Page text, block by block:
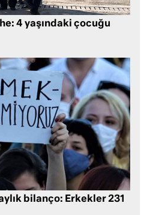
4 yaşındaki çocuğu
bilanço: Erkekler 231